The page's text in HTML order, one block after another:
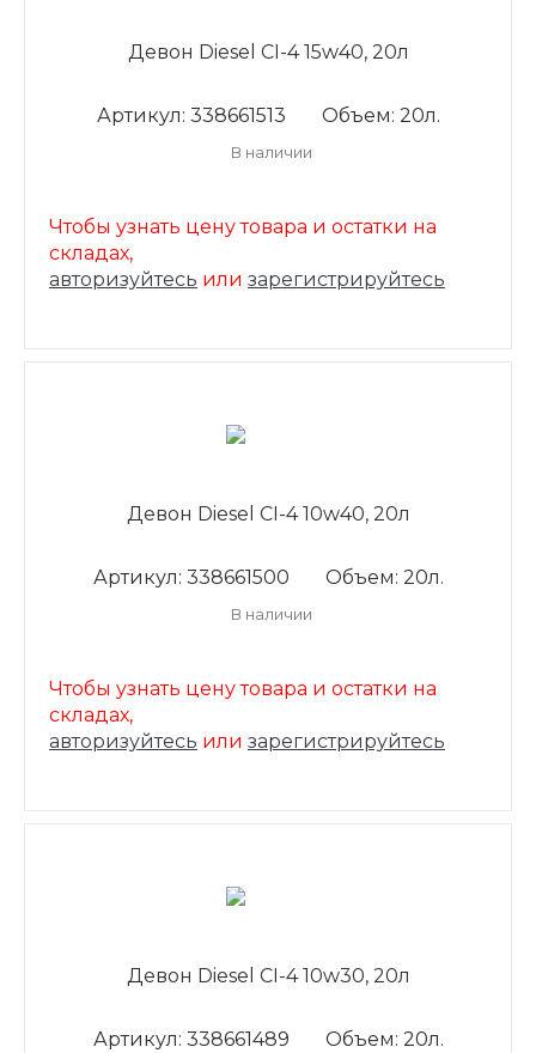
Девон Diesel CI-4 15w40, 20л
Артикул: 338661513 Объем: 20л.
В наличии
Чтобы узнать цену товара и остатки на
складах,
авторизуйтесь или зарегистрируйтесь
Девон Diesel CI-4 10w40, 20л
Артикул: 338661500 Объем: 20л.
В наличии
Чтобы узнать цену товара и остатки на
складах,
авторизуйтесь или зарегистрируйтесь
Девон Diesel CI-4 10w30, 20л
Артикул: 338661489 Объем: 20л.